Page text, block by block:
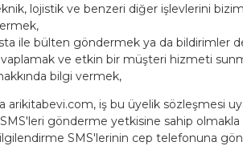
lojistik ve benzeri diğer işlevlerini
ile bülten göndermek ya da bildirimler
ve etkin bir müşteri hizmeti
bilgi vermek,
arikitabevi.com, iş bu üyelik sözleşmesi
gönderme yetkisine sahip
SMS'lerinin cep telefonuna